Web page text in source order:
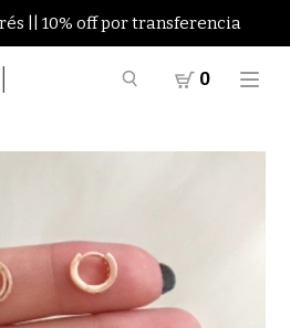
|| 10% off por transferencia
0